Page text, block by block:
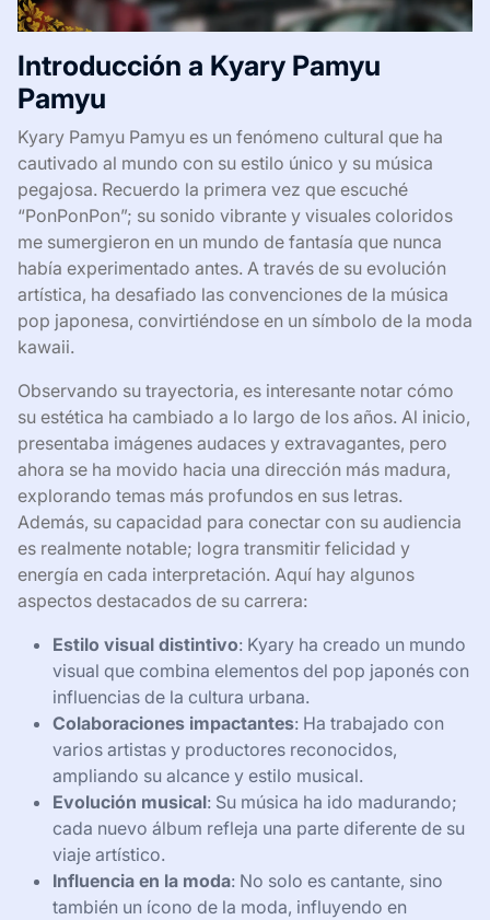
Introducción a Kyary Pamyu
Pamyu
Kyary Pamyu Pamyu es un fenómeno cultural que ha
cautivado al mundo con su estilo único y su música
pegajosa. Recuerdo la primera vez que escuché
“PonPonPon”; su sonido vibrante y visuales coloridos
me sumergieron en un mundo de fantasía que nunca
había experimentado antes. A través de su evolución
artística, ha desafiado las convenciones de la música
pop japonesa, convirtiéndose en un símbolo de la moda
kawaii.
Observando su trayectoria, es interesante notar cómo
su estética ha cambiado a lo largo de los años. Al inicio,
presentaba imágenes audaces y extravagantes, pero
ahora se ha movido hacia una dirección más madura,
explorando temas más profundos en sus letras.
Además, su capacidad para conectar con su audiencia
es realmente notable; logra transmitir felicidad y
energía en cada interpretación. Aquí hay algunos
aspectos destacados de su carrera:
Estilo visual distintivo: Kyary ha creado un mundo
visual que combina elementos del pop japonés con
influencias de la cultura urbana.
Colaboraciones impactantes: Ha trabajado con
varios artistas y productores reconocidos,
ampliando su alcance y estilo musical.
Evolución musical: Su música ha ido madurando;
cada nuevo álbum refleja una parte diferente de su
viaje artístico.
Influencia en la moda: No solo es cantante, sino
también un ícono de la moda, influyendo en